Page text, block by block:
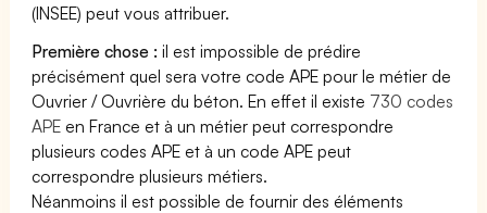
(INSEE) peut vous attribuer.
Première chose : il est impossible de prédire
précisément quel sera votre code APE pour le métier de
Ouvrier / Ouvrière du béton. En effet il existe 730 codes
APE en France et à un métier peut correspondre
plusieurs codes APE et à un code APE peut
correspondre plusieurs métiers.
Néanmoins il est possible de fournir des éléments